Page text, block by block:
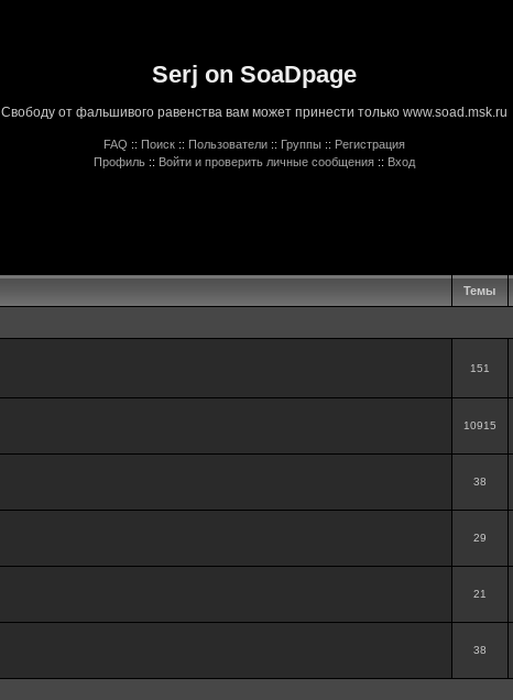
Serj on SoaDpage
Свободу от фальшивого равенства вам может принести только www.soad.msk.ru
FAQ :: Поиск :: Пользователи :: Группы :: Регистрация
Профиль :: Войти и проверить личные сообщения :: Вход
Темы
151
10915
38
29
21
38